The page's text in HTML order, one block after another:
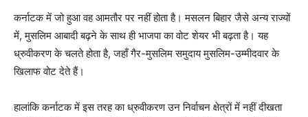
कर्नाटक में जो हुआ वह आमतौर पर नहीं होता है। मसलन बिहार जैसे अन्य राज्यों
में, मुसलिम आबादी बढ़ने के साथ ही भाजपा का वोट शेयर भी बढ़ता है। यह
ध्रुवीकरण के चलते होता है, जहाँ गैर-मुसलिम समुदाय मुसलिम-उम्मीदवार के
खिलाफ वोट देते हैं।
हालांकि कर्नाटक में इस तरह का ध्रुवीकरण उन निर्वाचन क्षेत्रों में नहीं दीखता